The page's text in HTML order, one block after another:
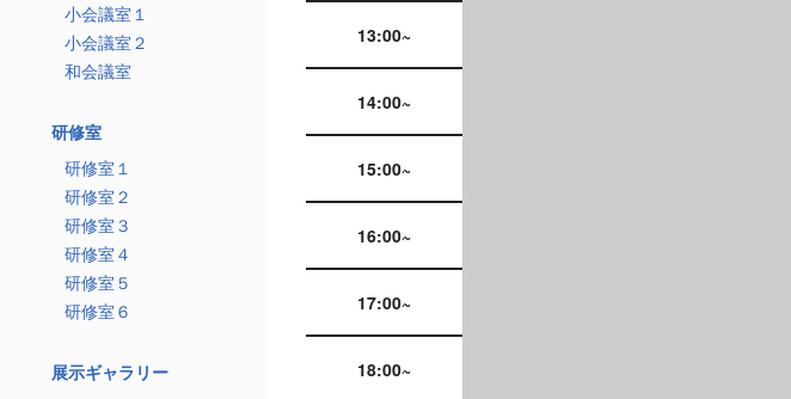
小会議室１
小会議室２
和会議室
研修室
研修室１
研修室２
研修室３
研修室４
研修室５
研修室６
展示ギャラリー
13:00~
14:00~
15:00~
16:00~
17:00~
18:00~